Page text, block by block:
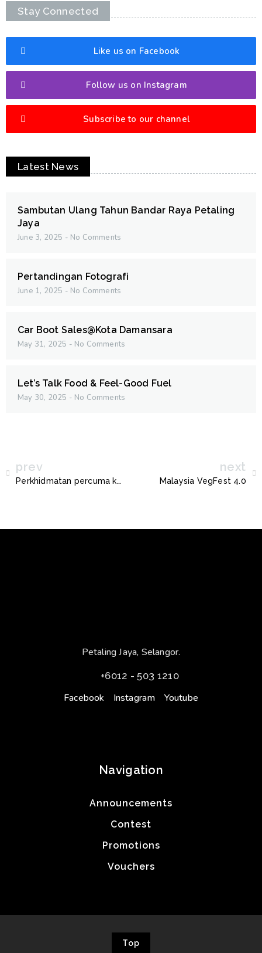
Stay Connected
Like us on Facebook
Follow us on Instagram
Subscribe to our channel
Latest News
Sambutan Ulang Tahun Bandar Raya Petaling
Jaya
June 3, 2025 No Comments
Pertandingan Fotografi
June 1, 2025 No Comments
Car Boot Sales@Kota Damansara
May 31, 2025 No Comments
Let’s Talk Food & Feel-Good Fuel
May 30, 2025 No Comments
prev
Perkhidmatan percuma kenderaan komuniti MBSA
next
Malaysia VegFest 4.0
Petaling Jaya, Selangor.
+6012 - 503 1210
Facebook Instagram Youtube
Navigation
Announcements
Contest
Promotions
Vouchers
Top